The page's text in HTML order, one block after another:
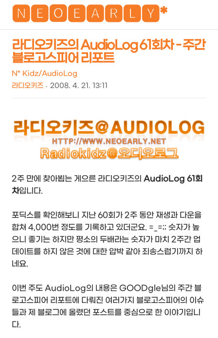
🅽🅴🅾🅴🅰🆁🅻🆈*
라디오키즈의 AudioLog 61회차 - 주간
블로고스피어 리포트
N* Kidz/AudioLog
라디오키즈
2008. 4. 21. 13:11
2주 만에 찾아뵙는 게으른 라디오키즈의 AudioLog 61회
차입니다.
포딕스를 확인해보니 지난 60회가 2주 동안 재생과 다운을
합쳐 4,000번 정도를 기록하고 있더군요. =_=;; 숫자가 높
으니 좋기는 하지만 평소의 두배라는 숫자가 마치 2주간 업
데이트를 하지 않은 것에 대한 압박 같아 죄송스럽기까지 하
네요.
이번 주도 AudioLog의 내용은 GOODgle님의 주간 블
로고스피어 리포트에 다뤄진 여러가지 블로고스피어의 이슈
들과 제 블로그에 올렸던 포스트를 중심으로 한 이야기입니
다.